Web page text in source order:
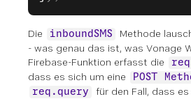
Die inboundSMS
Methode
- was genau das ist, was Vonage
Firebase-Funktion erfasst die
dass es sich um eine
POST
req.query für den Fall, dass